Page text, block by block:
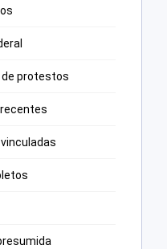
de protestos